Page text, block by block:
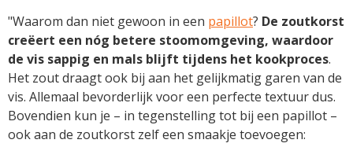
"Waarom dan niet gewoon in een papillot? De zoutkorst
creëert een nóg betere stoomomgeving, waardoor
de vis sappig en mals blijft tijdens het kookproces.
Het zout draagt ook bij aan het gelijkmatig garen van de
vis. Allemaal bevorderlijk voor een perfecte textuur dus.
Bovendien kun je – in tegenstelling tot bij een papillot –
ook aan de zoutkorst zelf een smaakje toevoegen: